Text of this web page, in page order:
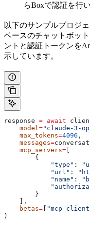
らBoxで認証を行い
以下のサンプルプロジ
ベースのチャットボッ
ントと認証トークンを
示しています。
response = await
    model
="claude-3-
    max_tokens
=4096 ,
    messages
=
    mcp_servers
=
        {
            "type"
:
            "url"
:
            "name"
:
        }
    ],
    betas
= "mcp-
)